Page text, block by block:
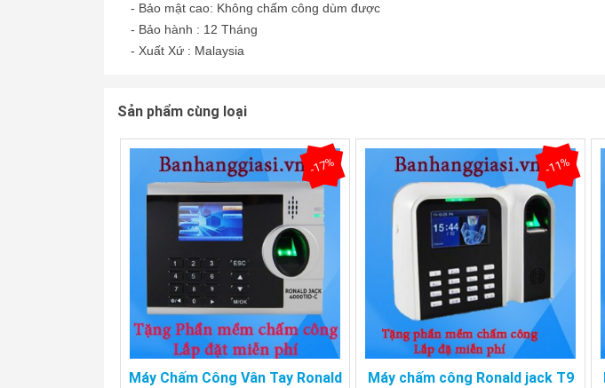
- Bảo mật cao: Không chấm công dùm được
- Bảo hành : 12 Tháng
- Xuất Xứ : Malaysia
Sản phẩm cùng loại
Máy Chấm Công Vân Tay Ronald
-17%
Máy chấm công Ronald jack T9
-11%